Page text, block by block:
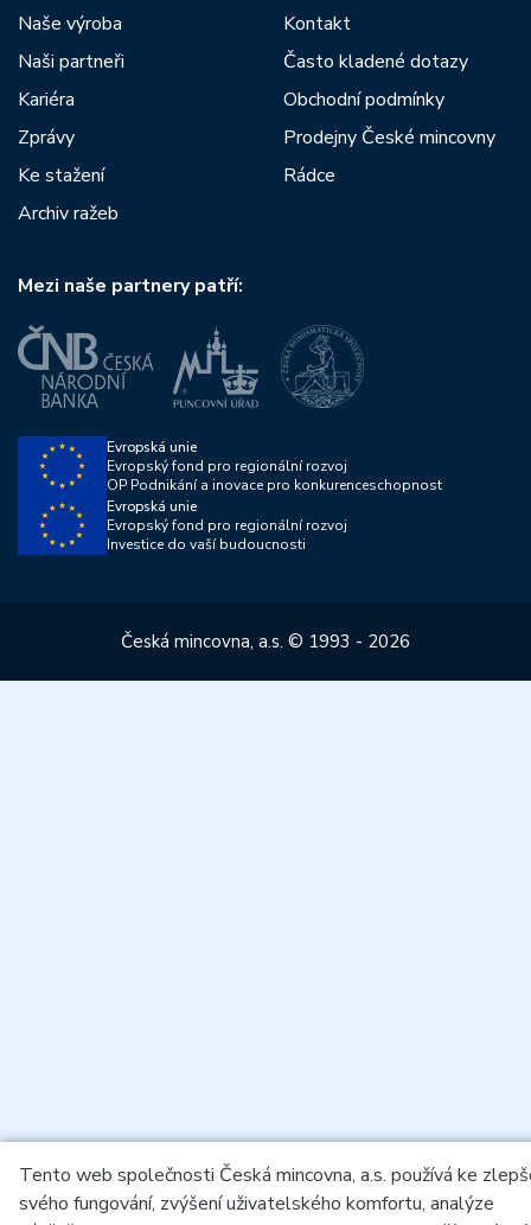
Naše výroba
Naši partneři
Kariéra
Zprávy
Ke stažení
Archiv ražeb
Kontakt
Často kladené dotazy
Obchodní podmínky
Prodejny České mincovny
Rádce
Mezi naše partnery patří:
Evropská unie
Evropský fond pro regionální rozvoj
OP Podnikání a inovace pro konkurenceschopnost
Evropská unie
Evropský fond pro regionální rozvoj
Investice do vaší budoucnosti
Česká mincovna, a.s. © 1993 - 2026
Tento web společnosti Česká mincovna, a.s. používá ke
svého fungování, zvýšení uživatelského komfortu, analýze